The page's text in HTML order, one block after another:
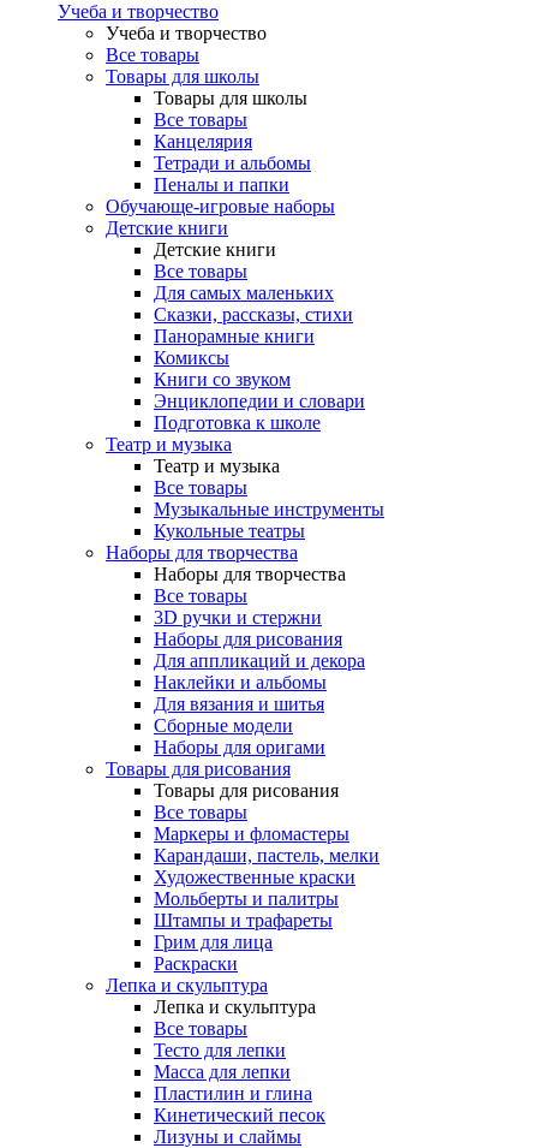
Учеба и творчество
Учеба и творчество
Все товары
Товары для школы
Товары для школы
Все товары
Канцелярия
Тетради и альбомы
Пеналы и папки
Обучающе-игровые наборы
Детские книги
Детские книги
Все товары
Для самых маленьких
Сказки, рассказы, стихи
Панорамные книги
Комиксы
Книги со звуком
Энциклопедии и словари
Подготовка к школе
Театр и музыка
Театр и музыка
Все товары
Музыкальные инструменты
Кукольные театры
Наборы для творчества
Наборы для творчества
Все товары
3D ручки и стержни
Наборы для рисования
Для аппликаций и декора
Наклейки и альбомы
Для вязания и шитья
Сборные модели
Наборы для оригами
Товары для рисования
Товары для рисования
Все товары
Маркеры и фломастеры
Карандаши, пастель, мелки
Художественные краски
Мольберты и палитры
Штампы и трафареты
Грим для лица
Раскраски
Лепка и скульптура
Лепка и скульптура
Все товары
Тесто для лепки
Масса для лепки
Пластилин и глина
Кинетический песок
Лизуны и слаймы